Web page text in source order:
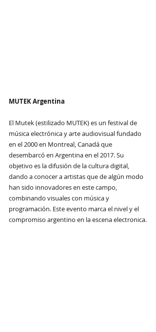
MUTEK Argentina
El Mutek (estilizado MUTEK) es un festival de
música electrónica y arte audiovisual fundado
en el 2000 en Montreal, Canadá que
desembarcó en Argentina en el 2017. Su
objetivo es la difusión de la cultura digital,
dando a conocer a artistas que de algún modo
han sido innovadores en este campo,
combinando visuales con música y
programación. Este evento marca el nivel y el
compromiso argentino en la escena electronica.